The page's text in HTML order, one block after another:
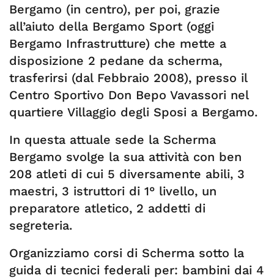
Bergamo (in centro), per poi, grazie
all’aiuto della Bergamo Sport (oggi
Bergamo Infrastrutture) che mette a
disposizione 2 pedane da scherma,
trasferirsi (dal Febbraio 2008), presso il
Centro Sportivo Don Bepo Vavassori nel
quartiere Villaggio degli Sposi a Bergamo.
In questa attuale sede la Scherma
Bergamo svolge la sua attività con ben
208 atleti di cui 5 diversamente abili, 3
maestri, 3 istruttori di 1° livello, un
preparatore atletico, 2 addetti di
segreteria.
Organizziamo corsi di Scherma sotto la
guida di tecnici federali per: bambini dai 4